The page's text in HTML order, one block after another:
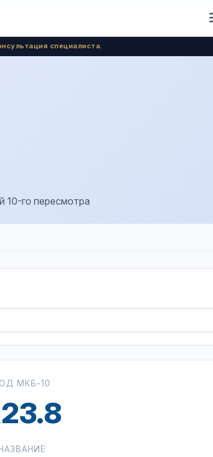
специалиста.
10-го пересмотра
МКБ-10
НАЗВАНИЕ